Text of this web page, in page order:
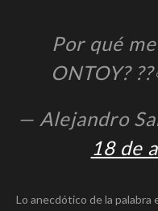
Por qué
ONTOY?
— Alejandro
18 de
Lo anecdótico de la